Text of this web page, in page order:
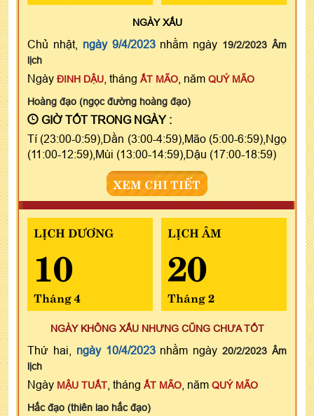
NGÀYXẤU
Chủ nhật, ngày 9/4/2023nhằm ngày 19/2/2023 Âm
lịch
Ngày ĐINH DẬU , tháng ẤT MÃO , năm QUÝ MÃO
Hoàng đạo (ngọc đường hoàng đạo)
GIỜ TỐT TRONG NGÀY :
Tí (23:00-0:59),Dần (3:00-4:59),Mão (5:00-6:59),Ngọ
(11:00-12:59),Mùi (13:00-14:59),Dậu (17:00-18:59)
XEM CHI TIẾT
LỊCH DƯƠNG
10
Tháng 4
LỊCH ÂM
20
Tháng 2
NGÀY KHÔNG XẤU NHƯNG CŨNG CHƯA TỐT
Thứ hai, ngày 10/4/2023nhằm ngày20/2/2023 Âm
lịch
Ngày MẬU TUẤT , tháng ẤT MÃO , năm QUÝ MÃO
Hắc đạo (thiên lao hắc đạo)